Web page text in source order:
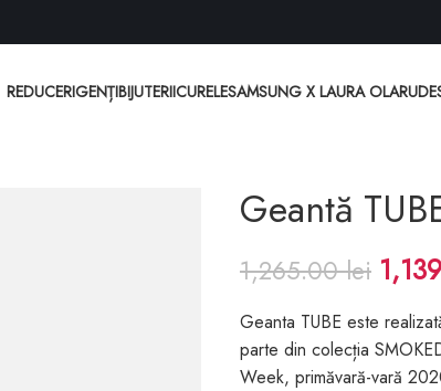
REDUCERIGENȚIBIJUTERIICURELESAMSUNG X LAURA OLARU
Geantă
1,265.00lei
Geanta TUBE este
parte din colecția
Week, primăvară-vară